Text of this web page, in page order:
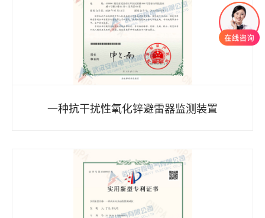
一种抗干扰性氧化锌避雷器监测装置